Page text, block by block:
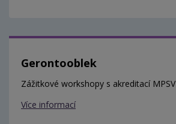
Gerontooblek
Zážitkové workshopy s akreditací MPSV
Více informací